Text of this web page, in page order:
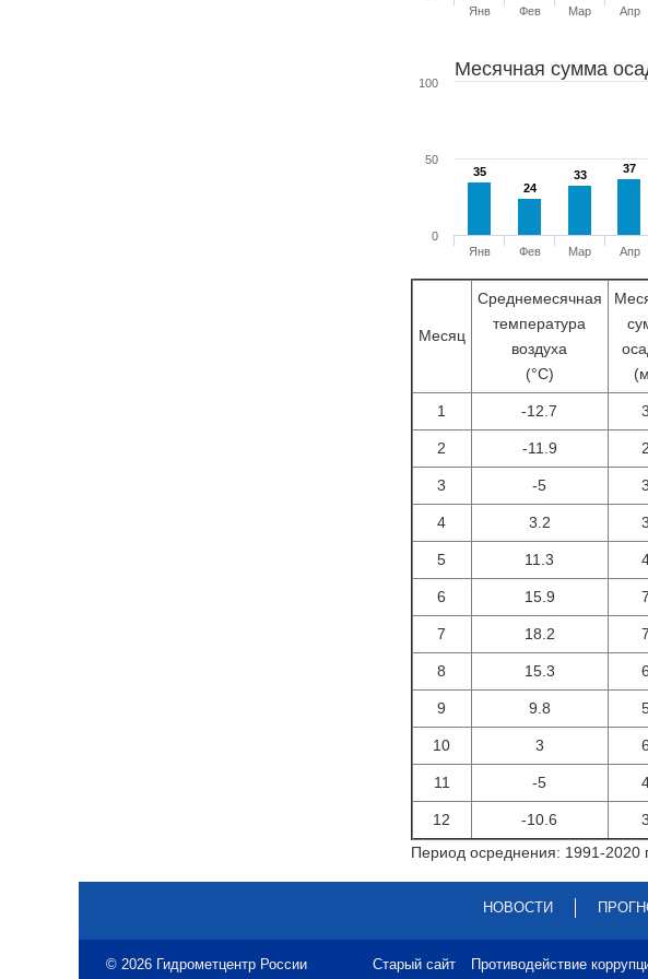
Янв Фев Мар Апр
Месячная сумма
35
35
24
24
33
33 37
37
Янв Фев Мар Апр
0
50
100
Месяц
Среднемесячная
температура
воздуха
(°С)
1 -12.7
2 -11.9
3 -5
4 3.2
5 11.3
6 15.9
7 18.2
8 15.3
9 9.8
10 3
11 -5
12 -10.6
Период осреднения: 1991-2020
НОВОСТИ
© 2026 Гидрометцентр России Старый сайт Противодействие